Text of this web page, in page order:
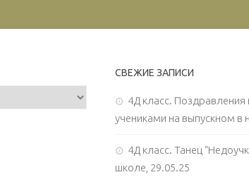
СВЕЖИЕ ЗАПИСИ
4Д класс. Поздравления
учениками на выпускном в
4Д класс. Танец
школе, 29.05.25